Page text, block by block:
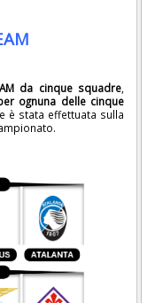
da cinque squadre,
ognuna delle cinque
è stata effettuata sulla